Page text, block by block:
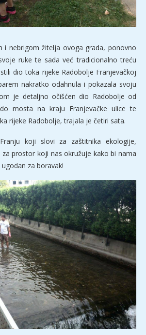
i nebrigom žitelja ovoga grada, ponovno
ruke te sada već tradicionalno treću
dio toka rijeke Radobolje Franjevačkoj
nakratko odahnula i pokazala svoju
je detaljno očišćen dio Radobolje od
mosta na kraju Franjevačke ulice te
rijeke Radobolje, trajala je četiri sata.
koji slovi za zaštitnika ekologije,
prostor koji nas okružuje kako bi nama
za boravak!